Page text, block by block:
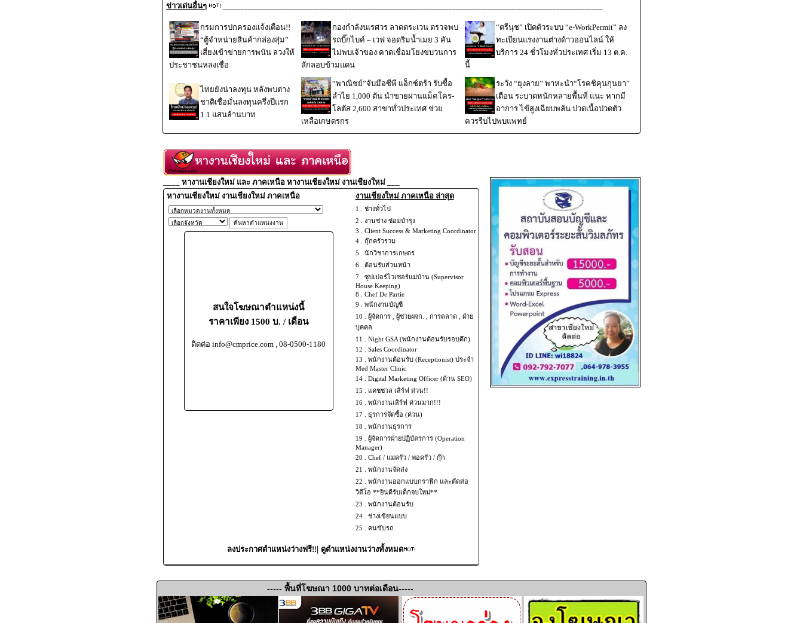
ข่าวเด่นอื่นๆ
กรมการปกครองแจ้งเตือน!!
“ตู้จำหน่ายสินค้ากล่องสุ่ม”
เสี่ยงเข้าข่ายการพนัน ลวงให้
ประชาชนหลงเชื่อ
กองกำลังนเรศวร ลาดตระเวน ตรวจพบ
รถบิ๊กไบค์ – เวฟ จอดริมน้ำเมย 3 คัน
ไม่พบเจ้าของ คาดเชื่อมโยงขบวนการ
ลักลอบข้ามแดน
“ตรีนุช” เปิดตัวระบบ “e-WorkPermit” ลง
ทะเบียนแรงงานต่างด้าวออนไลน์ ให้
บริการ 24 ชั่วโมงทั่วประเทศ เริ่ม 13 ต.ค.
นี้
ไทยยังน่าลงทุน หลังพบต่าง
ชาติเชื่อมั่นลงทุนครึ่งปีแรก
1.1 แสนล้านบาท
“พาณิชย์”จับมือซีพี แอ็กซ์ตร้า รับซื้อ
ลำไย 1,000 ตัน นำขายผ่านแม็คโคร-
โลตัส 2,600 สาขาทั่วประเทศ ช่วย
เหลือเกษตรกร
ระวัง “ยุงลาย” พาหะนำ“โรคชิคุนกุนยา”
เตือน ระบาดหนักหลายพื้นที่ แนะ หากมี
อาการ ไข้สูงเฉียบพลัน ปวดเนื้อปวดตัว
ควรรีบไปพบแพทย์
____ หางานเชียงใหม่ และ ภาคเหนือ หางานเชียงใหม่ งานเชียงใหม่ ___
หางานเชียงใหม่ งานเชียงใหม่ ภาคเหนือ
สนใจโฆษณาตำแหน่งนี้
ราคาเพียง 1500 บ. / เดือน
ติดต่อ info@cmprice.com , 08-0500-1180
งานเชียงใหม่ ภาคเหนือ ล่าสุด
1 . ช่างทั่วไป
2 . งานช่าง ซ่อมบำรุง
3 . Client Success & Marketing Coordinator
4 . กุ๊กครัวรวม
5 . นักวิชาการเกษตร
6 . ต้อนรับส่วนหน้า
7 . ซุปเปอร์ไวเซอร์แม่บ้าน (Supervisor
House Keeping)
8 . Chef De Partie
9 . พนักงานบัญชี
10 . ผู้จัดการ , ผู้ช่วยผจก. , การตลาด , ฝ่าย
บุคคล
11 . Night GSA (พนักงานต้อนรับรอบดึก)
12 . Sales Coordinator
13 . พนักงานต้อนรับ (Receptionist) ประจำ
Med Master Clinic
14 . Digital Marketing Officer (ด้าน SEO)
15 .
แคชชวล เสิร์ฟ ด่วน!!
16 . พนักงานเสิร์ฟ ด่วนมาก!!!
17 .
ธุรการจัดซื้อ (ด่วน)
18 . พนักงานธุรการ
19 . ผู้จัดการฝ่ายปฏิบัตรการ (Operation
Manager)
20 . Chef / แม่ครัว / พ่อครัว / กุ๊ก
21 . พนักงานจัดส่ง
22 . พนักงานออกแบบกราฟิก และตัดต่อ
วิดีโอ **ยินดีรับเด็กจบใหม่**
23 . พนักงานต้อนรับ
24 . ช่างเขียนแบบ
25 .
คนขับรถ
ลงประกาศตำแหน่งว่างฟรี!!| ดูตำแหน่งงานว่างทั้งหมด
----- พื้นที่โฆษณา 1000 บาทต่อเดือน-----